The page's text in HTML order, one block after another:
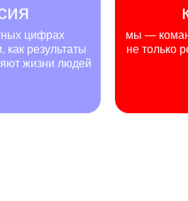
цифрах
результаты
жизни людей
мы —
не только